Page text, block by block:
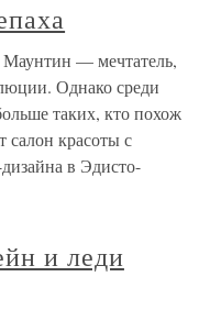
— мечтатель,
Однако среди
таких, кто похож
красоты с
в Эдисто-
и леди